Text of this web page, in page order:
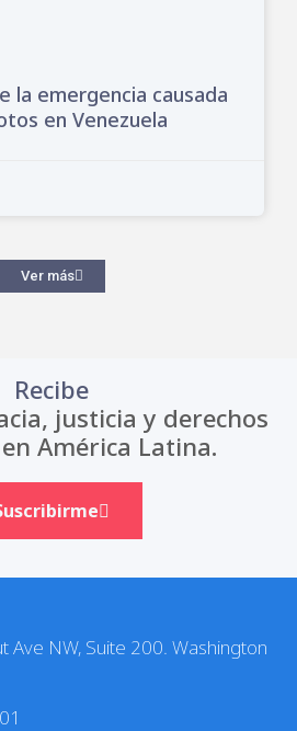
la emergencia causada
en Venezuela
Ver más
Recibe
justicia y derechos
América Latina.
Ave NW, Suite 200. Washington